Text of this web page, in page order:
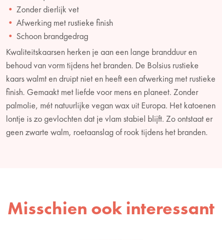
Zonder dierlijk vet
Afwerking met rustieke finish
Schoon brandgedrag
Kwaliteitskaarsen herken je aan een lange brandduur en
behoud van vorm tijdens het branden. De Bolsius rustieke
kaars walmt en druipt niet en heeft een afwerking met rustieke
finish. Gemaakt met liefde voor mens en planeet. Zonder
palmolie, mét natuurlijke vegan wax uit Europa. Het katoenen
lontje is zo gevlochten dat je vlam stabiel blijft. Zo ontstaat er
geen zwarte walm, roetaanslag of rook tijdens het branden.
Misschien ook interessant